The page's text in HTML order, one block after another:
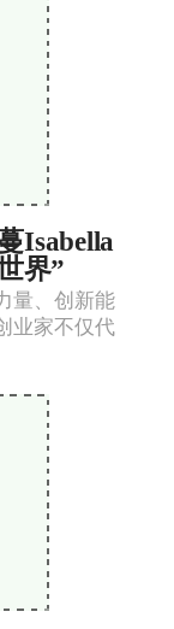
Isabella
界”
量、创新能
业家不仅代